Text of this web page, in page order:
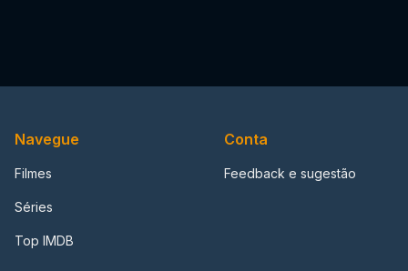
Navegue
Filmes
Séries
Top IMDB
Conta
Feedback e sugestão